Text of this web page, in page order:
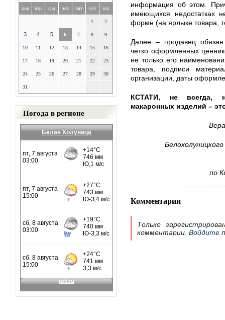
пон втр срд чет пят суб вск
1 2
3 4 5 6 7 8 9
10 11 12 13 14 15 16
17 18 19 20 21 22 23
24 25 26 27 28 29 30
31
Погода в регионе
Белая Холуница
информация об этом.
имеющихся недостатках
форме (на ярлыке товара,
Далее – продавец
четко оформленных
не только его
товара, подписи
организации, даты
КСТАТИ, не всегда,
макаронных изделий –
по
Комментарии
Только
комментарии. Войдите